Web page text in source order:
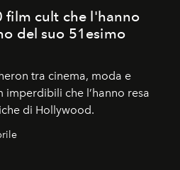
film cult che l'hanno
del suo 51esimo
tra cinema, moda e
che l’hanno resa
di Hollywood.